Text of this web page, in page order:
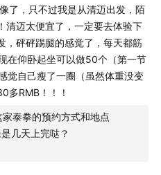
版社《人的自我寻求》
《床，沙发，我的人生》
八卦大会：今天谁也不能
爱发电、Newsletter和
了，只不过我是从清迈出发，陌
清迈太便宜了，一定要去体验下
，砰砰踢腿的感觉了，每天都筋
在仰卧起坐可以做50个（第一节
觉自己瘦了一圈（虽然体重没变
多RMB！！！
泰拳的预约方式和地点
几天上完哒？